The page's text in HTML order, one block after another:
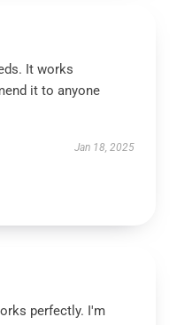
It works
it to anyone
Jan 18, 2025
perfectly. I'm